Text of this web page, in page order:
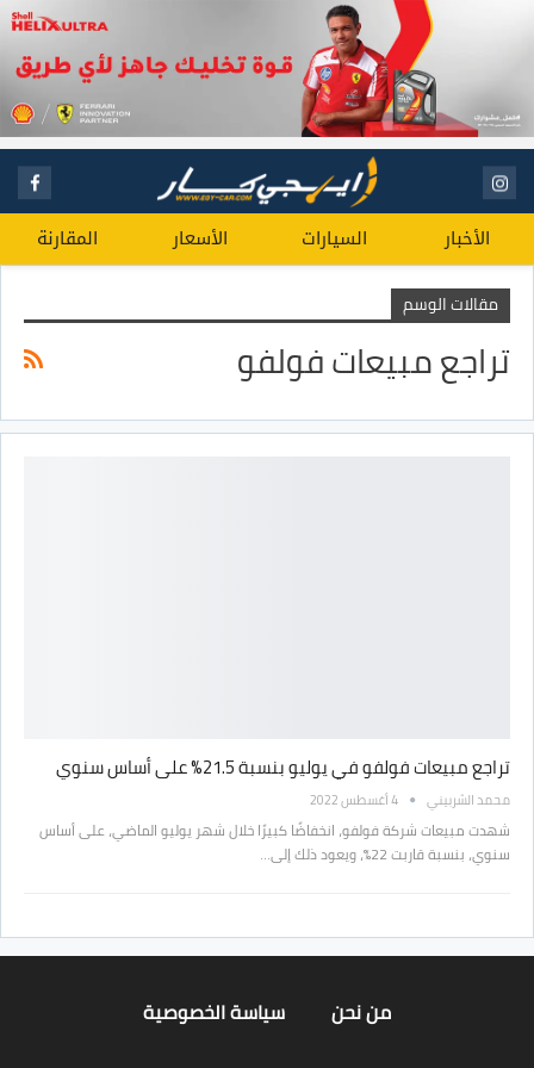
الأخبار السيارات الأسعار المقارنة
مقالات الوسم
تراجع مبيعات فولفو
تراجع مبيعات فولفو في يوليو بنسبة 21.5% على أساس سنوي
محمد الشربيني 4 أغسطس 2022
شهدت مبيعات شركة فولفو، انخفاضًا كبيرًا خلال شهر يوليو الماضي، على أساس
سنوي، بنسبة قاربت 22%، ويعود ذلك إلى…
من نحن سياسة الخصوصية